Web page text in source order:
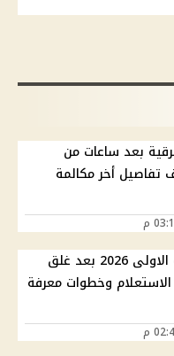
بعد ساعات من
تفاصيل أخر مكالمة
نتيجة تنسيق المرحلة الاولى 2026 بعد غلق
وخطوات معرفة